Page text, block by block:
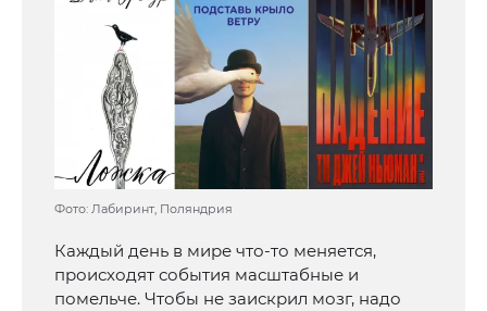
Фото: Лабиринт, Поляндрия
Каждый день в мире что-то меняется,
происходят события масштабные и
помельче. Чтобы не заискрил мозг, надо